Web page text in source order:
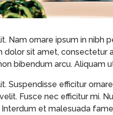
Nam ornare ipsum in
sit amet,
bibendum arcu. Aliquam
Suspendisse efficitur
Fusce nec efficitur mi.
et malesuada